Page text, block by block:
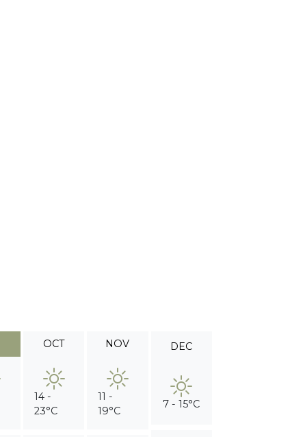
OCT
14 -
23°C
NOV
11 -
19°C
DEC
7 - 15°C